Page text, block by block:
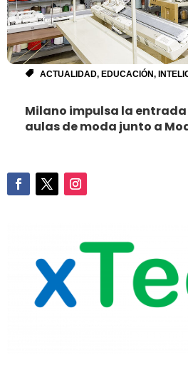
ACTUALIDAD, EDUCACIÓN,
Milano impulsa la entrada
aulas de moda junto a